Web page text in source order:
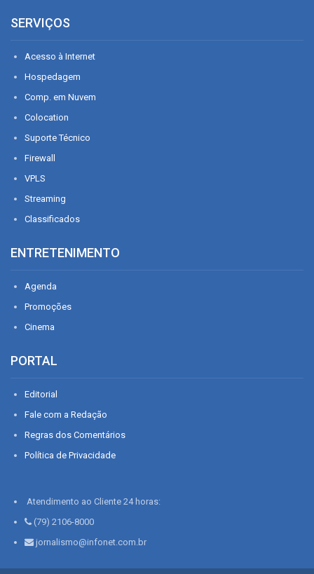
SERVIÇOS
Acesso à Internet
Hospedagem
Comp. em Nuvem
Colocation
Suporte Técnico
Firewall
VPLS
Streaming
Classificados
ENTRETENIMENTO
Agenda
Promoções
Cinema
PORTAL
Editorial
Fale com a Redação
Regras dos Comentários
Política de Privacidade
Atendimento ao Cliente 24 horas:
(79) 2106-8000
jornalismo@infonet.com.br